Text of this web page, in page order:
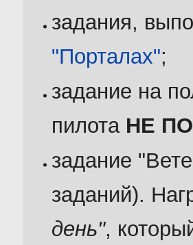
задания,
"Порталах";
задание на
пилота НЕ
задание
заданий).
день",